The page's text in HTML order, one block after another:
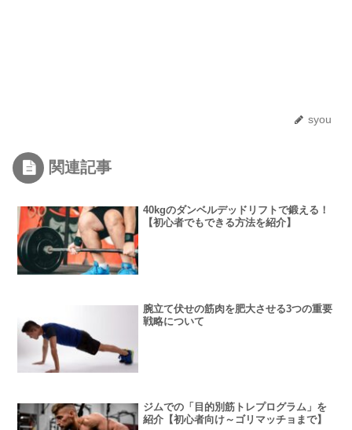
syou
関連記事
40kgのダンベルデッドリフトで鍛える！
【初心者でもできる方法を紹介】
腕立て伏せの筋肉を肥大させる3つの重要
戦略について
ジムでの「目的別筋トレプログラム」を
紹介【初心者向け～ゴリマッチョまで】